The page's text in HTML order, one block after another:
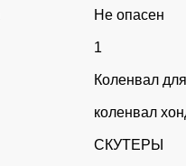
Не опасен
1
Коленвал
коленвал
СКУТЕРЫ